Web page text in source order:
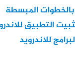
المبسطة
التطبيق
للاندرويد